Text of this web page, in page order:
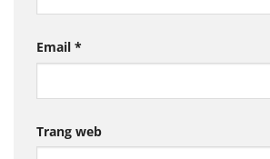
Email *
Trang web